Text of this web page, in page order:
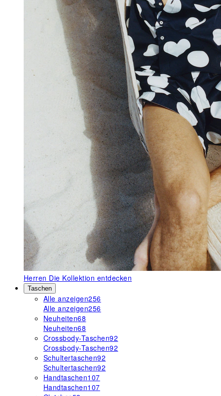
Herren Die Kollektion entdecken
Taschen
Alle anzeigen256
Alle anzeigen256
Neuheiten68
Neuheiten68
Crossbody-Taschen92
Crossbody-Taschen92
Schultertaschen92
Schultertaschen92
Handtaschen107
Handtaschen107